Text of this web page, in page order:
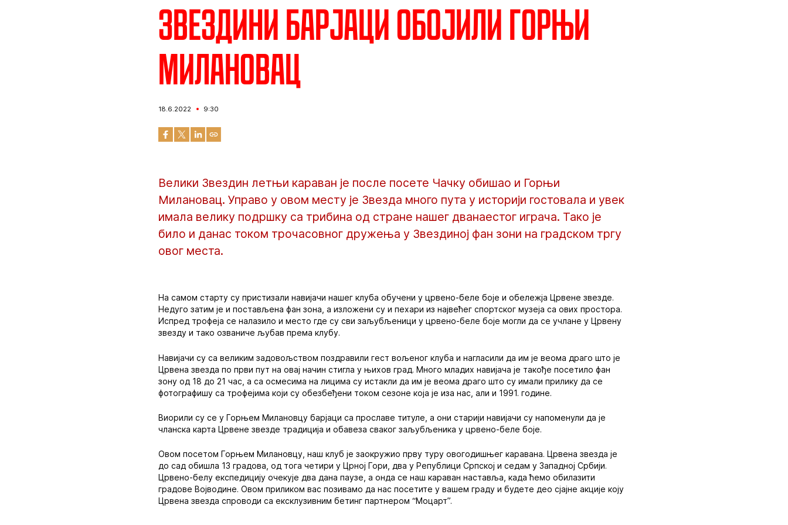
Звездини барјаци обојили Горњи
Милановац
18.6.2022 9:30
Велики Звездин летњи караван је после посете Чачку обишао и Горњи
Милановац. Управо у овом месту је Звезда много пута у историји гостовала и увек
имала велику подршку са трибина од стране нашег дванаестог играча. Тако је
било и данас током трочасовног дружења у Звездиној фан зони на градском тргу
овог места.
На самом старту су пристизали навијачи нашег клуба обучени у црвено-беле боје и обележја Црвене звезде.
Недуго затим је и постављена фан зона, а изложени су и пехари из највећег спортског музеја са ових простора.
Испред трофеја се налазило и место где су сви заљубљеници у црвено-беле боје могли да се учлане у Црвену
звезду и тако озваниче љубав према клубу.
Навијачи су са великим задовољством поздравили гест вољеног клуба и нагласили да им је веома драго што је
Црвена звезда по први пут на овај начин стигла у њихов град. Много младих навијача је такође посетило фан
зону од 18 до 21 час, а са осмесима на лицима су истакли да им је веома драго што су имали прилику да се
фотографишу са трофејима који су обезбеђени током сезоне која је иза нас, али и 1991. године.
Виорили су се у Горњем Милановцу барјаци са прославе титуле, а они старији навијачи су напоменули да је
чланска карта Црвене звезде традиција и обавеза сваког заљубљеника у црвено-беле боје.
Овом посетом Горњем Милановцу, наш клуб је заокружио прву туру овогодишњег каравана. Црвена звезда је
до сад обишла 13 градова, од тога четири у Црној Гори, два у Републици Српској и седам у Западној Србији.
Црвено-белу експедицију очекује два дана паузе, а онда се наш караван наставља, када ћемо обилазити
градове Војводине. Овом приликом вас позивамо да нас посетите у вашем граду и будете део сјајне акције коју
Црвена звезда спроводи са ексклузивним бетинг партнером “Моцарт”.